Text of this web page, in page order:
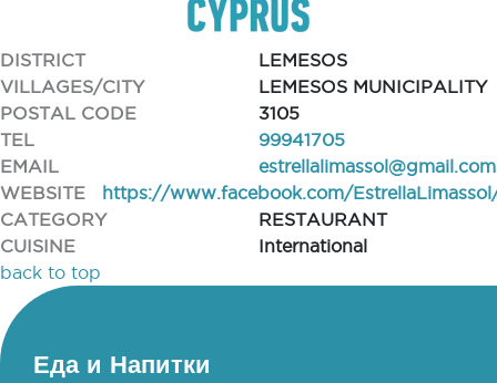
DISTRICT
LEMESOS
VILLAGES/CITY
LEMESOS MUNICIPALITY
POSTAL CODE
3105
TEL
99941705
EMAIL
estrellalimassol@gmail.com
WEBSITE
https://www.facebook.com/
CATEGORY
RESTAURANT
CUISINE
International
back to top
Еда и Напитки